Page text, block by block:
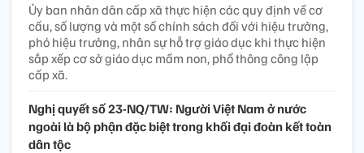
Ủy ban nhân dân cấp xã thực hiện các quy định về cơ
cấu, số lượng và một số chính sách đối với hiệu trưởng,
phó hiệu trưởng, nhân sự hỗ trợ giáo dục khi thực hiện
sắp xếp cơ sở giáo dục mầm non, phổ thông công lập
cấp xã.
Nghị quyết số 23-NQ/TW: Người Việt Nam ở nước
ngoài là bộ phận đặc biệt trong khối đại đoàn kết toàn
dân tộc